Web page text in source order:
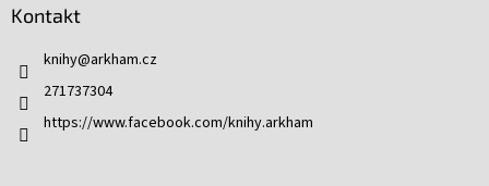
Kontakt
knihy@arkham.cz
271737304
https://www.facebook.com/knihy.arkham